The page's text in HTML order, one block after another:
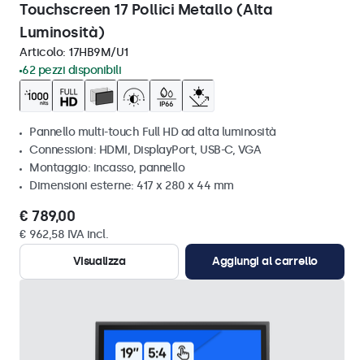
Touchscreen 17 Pollici Metallo (Alta
Luminosità)
Articolo: 17HB9M/U1
62 pezzi disponibili
Pannello multi-touch Full HD ad alta luminosità
Connessioni: HDMI, DisplayPort, USB-C, VGA
Montaggio: incasso, pannello
Dimensioni esterne: 417 x 280 x 44 mm
€ 789,00
€ 962,58 IVA incl.
Visualizza
Aggiungi al carrello